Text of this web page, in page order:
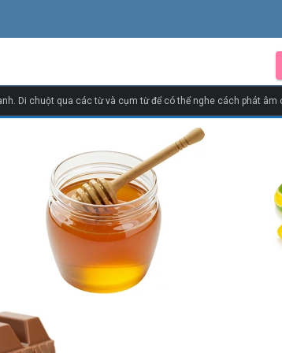
Di chuột qua các từ và cụm từ để có thể nghe cách phát âm